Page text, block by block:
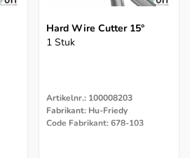
Hard Wire Cutter 15°
1 Stuk
Artikelnr.: 100008203
Fabrikant: Hu-Friedy
Code Fabrikant: 678-103